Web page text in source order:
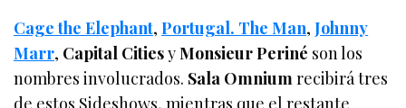
Cage the Elephant,Portugal. The Man,Johnny
Marr, Capital CitiesyMonsieur Periné son los
nombres involucrados. Sala Omnium recibirá tres
de estos Sideshows, mientras que el restante